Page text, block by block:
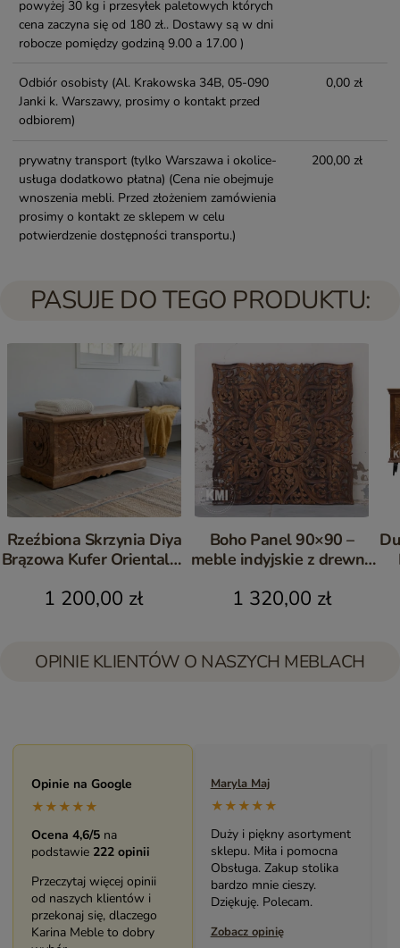
powyżej 30 kg i przesyłek paletowych których
cena zaczyna się od 180 zł.. Dostawy są w dni
robocze pomiędzy godziną 9.00 a 17.00 )
Odbiór osobisty (Al. Krakowska 34B, 05-090
Janki k. Warszawy, prosimy o kontakt przed
odbiorem)
0,00 zł
prywatny transport (tylko Warszawa i okolice-
usługa dodatkowo płatna) (Cena nie obejmuje
wnoszenia mebli. Przed złożeniem zamówienia
prosimy o kontakt ze sklepem w celu
potwierdzenie dostępności transportu.)
200,00 zł
PASUJE DO TEGO PRODUKTU:
Rzeźbiona Skrzynia Diya
Brązowa Kufer Orientalny
1 200,00 zł
Boho Panel 90×90 –
meble indyjskie z drewna
1 320,00 zł
OPINIE KLIENTÓW O NASZYCH MEBLACH
Opinie na Google
★★★★★
Ocena 4,6/5 na
podstawie 222 opinii
Przeczytaj więcej opinii
od naszych klientów i
przekonaj się, dlaczego
Karina Meble to dobry
Maryla Maj
★★★★★
Duży i piękny asortyment
sklepu. Miła i pomocna
bardzo mnie cieszy.
Dziękuję. Polecam.
Zobacz opinię
Monika Andrzejewska
★★★★★
Bardzo solidny, piękny
mebel (biblioteczka).
Świetny kontakt z
pracownikami sklepu.
Polecam serdecznie.
Zobacz opinię